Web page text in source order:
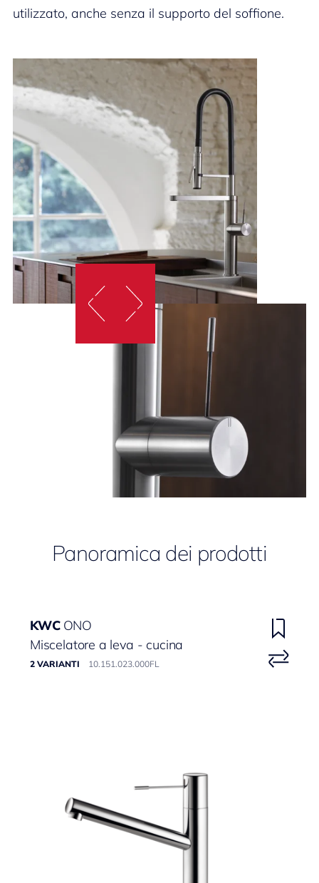
colori.
utilizzato, anche senza il supporto del soffione.
colori.
utilizzato, anche senza il supporto del soffione.
Panoramica dei prodotti
KWC ONO
Miscelatore a leva - cucina
2 VARIANTI 10.151.023.000FL